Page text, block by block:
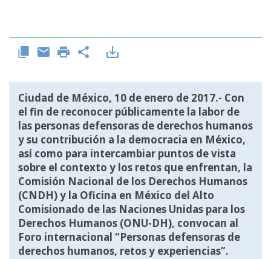
Ciudad de México, 10 de enero de 2017.- Con
el fin de reconocer públicamente la labor de
las personas defensoras de derechos humanos
y su contribución a la democracia en México,
así como para intercambiar puntos de vista
sobre el contexto y los retos que enfrentan, la
Comisión Nacional de los Derechos Humanos
(CNDH) y la Oficina en México del Alto
Comisionado de las Naciones Unidas para los
Derechos Humanos (ONU-DH), convocan al
Foro internacional “Personas defensoras de
derechos humanos, retos y experiencias”.